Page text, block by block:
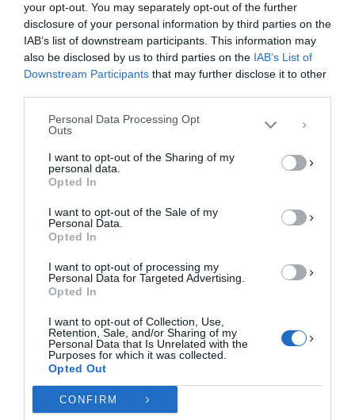
your opt-out. You may separately opt-out of the further
disclosure of your personal information by third parties on the
IAB’s list of downstream participants. This information may
also be disclosed by us to third parties on the IAB’s List of
Downstream Participants that may further disclose it to other
Personal Data Processing Opt
Outs
I want to opt-out of the Sharing of my
personal data.
Opted In
I want to opt-out of the Sale of my
Personal Data.
Opted In
I want to opt-out of processing my
Personal Data for Targeted Advertising.
Opted In
I want to opt-out of Collection, Use,
Retention, Sale, and/or Sharing of my
Personal Data that Is Unrelated with the
Purposes for which it was collected.
Opted Out
CONFIRM
Διαχείριση Συγκατάθεσης
Για να παρέχουμε την καλύτερη εμπειρία, χρησιμοποιούμε τεχνολογίες όπως
cookies για την αποθήκευση ή/και την πρόσβαση σε πληροφορίες συσκευών.
Η συγκατάθεση για τις εν λόγω τεχνολογίες θα μας επιτρέψει να
επεξεργαστούμε δεδομένα προσωπικού χαρακτήρα, όπως συμπεριφορά
συγκατάθεση ή η ανάκληση της συγκατάθεσης, μπορεί να επηρεάσει
αρνητικά ορισμένες λειτουργίες και δυνατότητες.
ΠΡΟΒΟΛΉ ΠΡΟΤΙΜΉΣΕΩΝ
Πολιτική Cookies